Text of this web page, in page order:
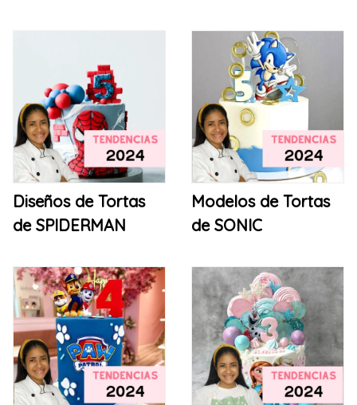
Diseños de Tortas
de SPIDERMAN
Modelos de Tortas
de SONIC